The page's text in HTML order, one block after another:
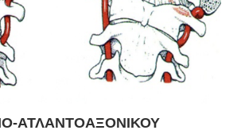
ΑΤΛΑΝΤΟΑΞΟΝΙΚΟΥ